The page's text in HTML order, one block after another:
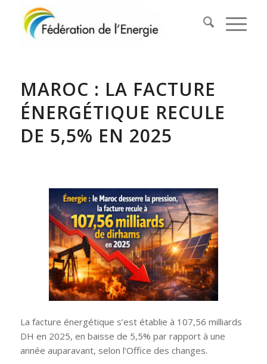
MAROC : LA FACTURE
ÉNERGÉTIQUE RECULE
DE 5,5% EN 2025
La facture énergétique s’est établie à 107,56 milliards
DH en 2025, en baisse de 5,5% par rapport à une
année auparavant, selon l’Office des changes.